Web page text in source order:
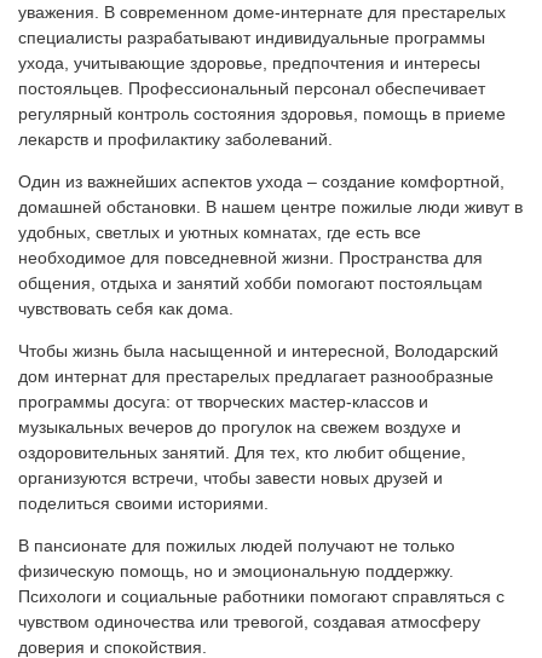
уважения. В современном доме-интернате для престарелых
специалисты разрабатывают индивидуальные программы
ухода, учитывающие здоровье, предпочтения и интересы
постояльцев. Профессиональный персонал обеспечивает
регулярный контроль состояния здоровья, помощь в приеме
лекарств и профилактику заболеваний.
Один из важнейших аспектов ухода – создание комфортной,
домашней обстановки. В нашем центре пожилые люди живут в
удобных, светлых и уютных комнатах, где есть все
необходимое для повседневной жизни. Пространства для
общения, отдыха и занятий хобби помогают постояльцам
чувствовать себя как дома.
Чтобы жизнь была насыщенной и интересной, Володарский
дом интернат для престарелых предлагает разнообразные
программы досуга: от творческих мастер-классов и
музыкальных вечеров до прогулок на свежем воздухе и
оздоровительных занятий. Для тех, кто любит общение,
организуются встречи, чтобы завести новых друзей и
поделиться своими историями.
В пансионате для пожилых людей получают не только
физическую помощь, но и эмоциональную поддержку.
Психологи и социальные работники помогают справляться с
чувством одиночества или тревогой, создавая атмосферу
доверия и спокойствия.